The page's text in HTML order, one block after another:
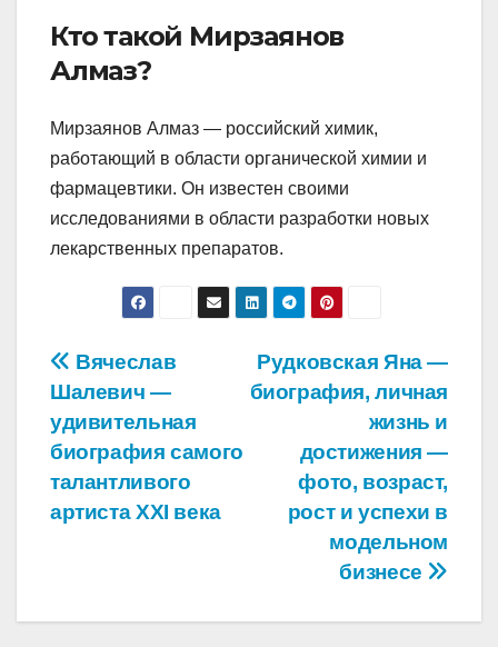
Кто такой Мирзаянов
Алмаз?
Мирзаянов Алмаз — российский химик,
работающий в области органической химии и
фармацевтики. Он известен своими
исследованиями в области разработки новых
лекарственных препаратов.
Навигация
по
записям
Рудковская Яна —
биография, личная
жизнь и
достижения —
фото, возраст,
рост и успехи в
модельном
бизнесе
Вячеслав
Шалевич —
удивительная
биография самого
талантливого
артиста XXI века